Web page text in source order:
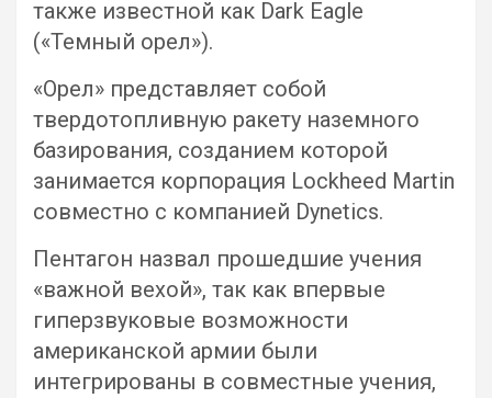
также известной как Dark Eagle
(«Темный орел»).
«Орел» представляет собой
твердотопливную ракету наземного
базирования, созданием которой
занимается корпорация Lockheed Martin
совместно с компанией Dynetics.
Пентагон назвал прошедшие учения
«важной вехой», так как впервые
гиперзвуковые возможности
американской армии были
интегрированы в совместные учения,